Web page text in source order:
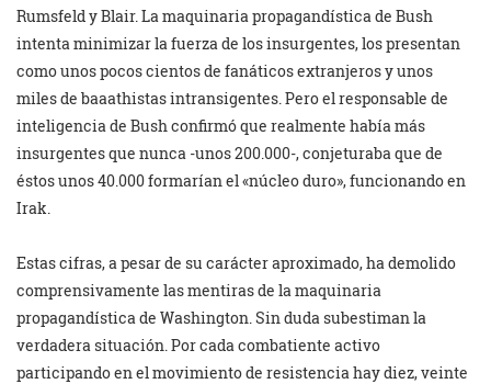
Rumsfeld y Blair. La maquinaria propagandística de Bush
intenta minimizar la fuerza de los insurgentes, los presentan
como unos pocos cientos de fanáticos extranjeros y unos
miles de baaathistas intransigentes. Pero el responsable de
inteligencia de Bush confirmó que realmente había más
insurgentes que nunca -unos 200.000-, conjeturaba que de
éstos unos 40.000 formarían el «núcleo duro», funcionando en
Irak.
Estas cifras, a pesar de su carácter aproximado, ha demolido
comprensivamente las mentiras de la maquinaria
propagandística de Washington. Sin duda subestiman la
verdadera situación. Por cada combatiente activo
participando en el movimiento de resistencia hay diez, veinte